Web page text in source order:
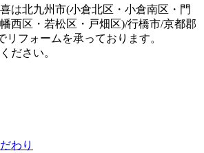
は北九州市(小倉北区 ・ 小倉南区 ・ 門
西区 ・ 若松区 ・ 戸畑区)/行橋市/京都郡
リフォームを承っております。
ださい。
わり